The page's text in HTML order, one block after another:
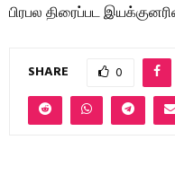
பிரபல திரைப்பட
SHARE 0